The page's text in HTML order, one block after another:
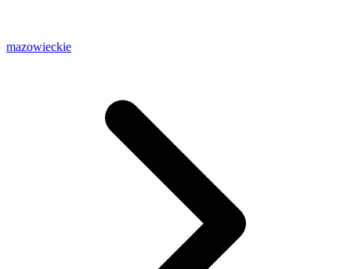
mazowieckie